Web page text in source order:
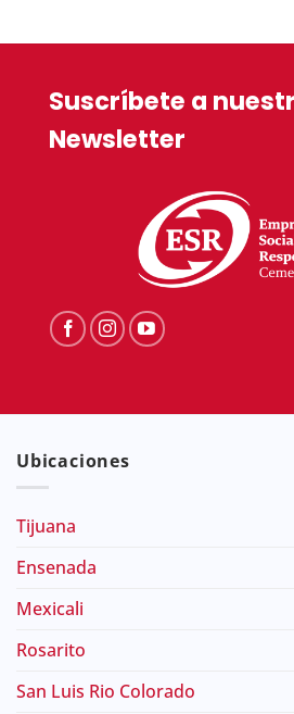
Suscríbete a
Newsletter
Ubicaciones
Tijuana
Ensenada
Mexicali
Rosarito
San Luis Rio Colorado